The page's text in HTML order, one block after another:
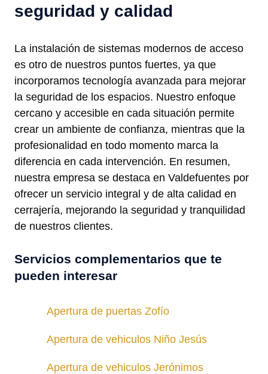
seguridad y calidad
La instalación de sistemas modernos de acceso
es otro de nuestros puntos fuertes, ya que
incorporamos tecnología avanzada para mejorar
la seguridad de los espacios. Nuestro enfoque
cercano y accesible en cada situación permite
crear un ambiente de confianza, mientras que la
profesionalidad en todo momento marca la
diferencia en cada intervención. En resumen,
nuestra empresa se destaca en Valdefuentes por
ofrecer un servicio integral y de alta calidad en
cerrajería, mejorando la seguridad y tranquilidad
de nuestros clientes.
Servicios complementarios que te
pueden interesar
Apertura de puertas Zofío
Apertura de vehiculos Niño Jesús
Apertura de vehiculos Jerónimos